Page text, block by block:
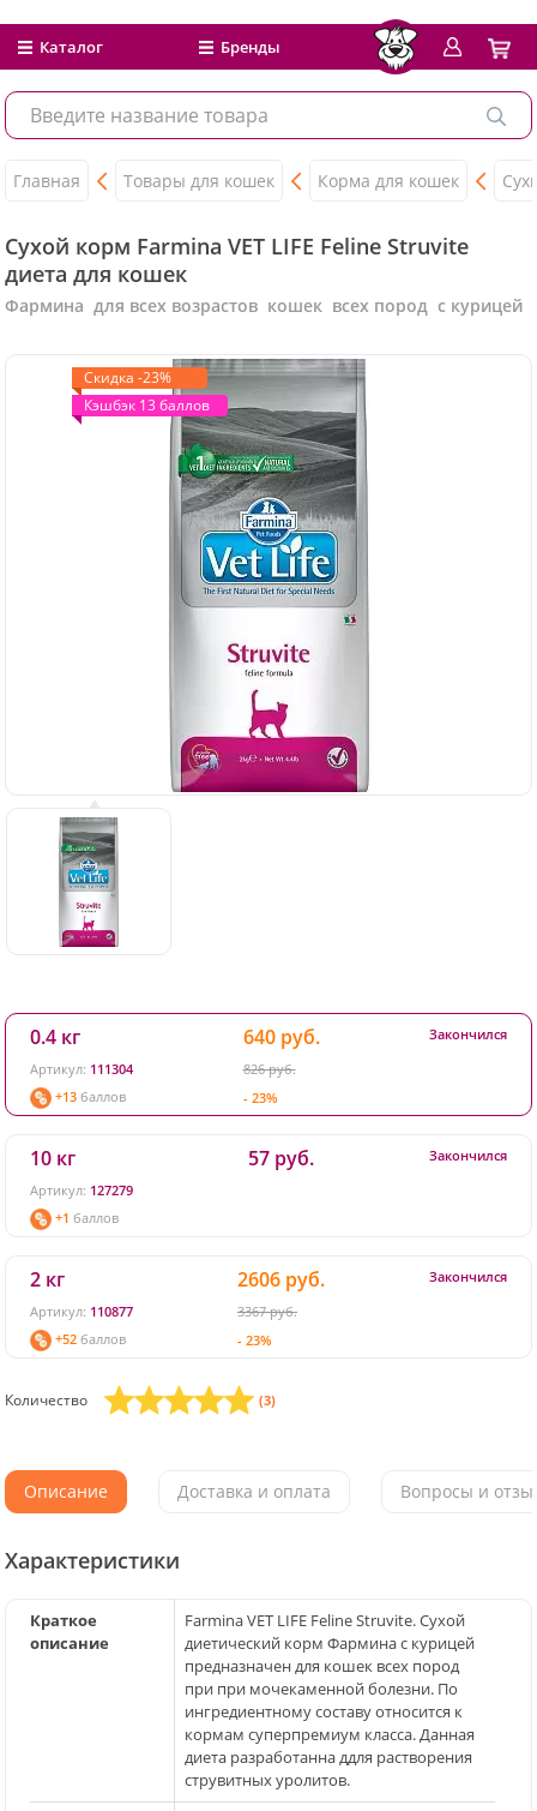
Каталог Бренды
Главная Товары для кошек Корма для кошек
Сухой корм Farmina VET LIFE Feline Struvite
диета для кошек
Фармина для всех возрастов кошек всех пород с курицей
Скидка -23%
Кэшбэк 13 баллов
0.4 кг
Артикул: 111304
+13 баллов
640 руб.
826 руб.
- 23%
Закончился
10 кг
Артикул: 127279
+1 баллов
57 руб. Закончился
2 кг
Артикул: 110877
+52 баллов
2606 руб.
3367 руб.
- 23%
Закончился
Количество (3)
Описание Доставка и оплата Вопросы и
Характеристики
Краткое
описание
Farmina VET LIFE Feline Struvite. Сухой
диетический корм Фармина с курицей
предназначен для кошек всех пород
при при мочекаменной болезни. По
ингредиентному составу относится к
кормам суперпремиум класса. Данная
диета разработанна ддля растворения
струвитных уролитов.